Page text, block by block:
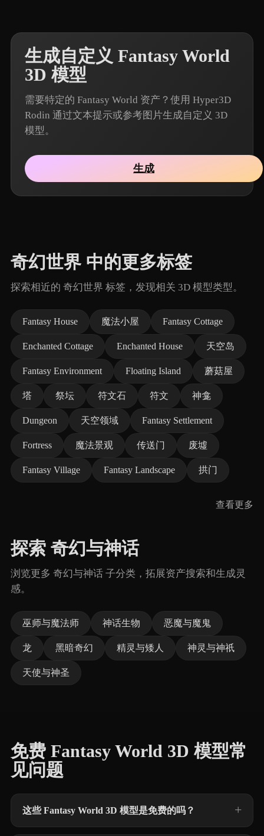
生成自定义 Fantasy World
3D 模型
需要特定的 Fantasy World 资产？使用 Hyper3D
Rodin 通过文本提示或参考图片生成自定义 3D
模型。
生成
奇幻世界 中的更多标签
探索相近的 奇幻世界 标签，发现相关 3D 模型类型。
Fantasy House 魔法小屋 Fantasy Cottage
Enchanted Cottage Enchanted House 天空岛
Fantasy Environment Floating Island 蘑菇屋
塔 祭坛 符文石 符文 神龛
Dungeon 天空领域 Fantasy Settlement
Fortress 魔法景观 传送门 废墟
Fantasy Village Fantasy Landscape 拱门
查看更多
探索 奇幻与神话
浏览更多 奇幻与神话 子分类，拓展资产搜索和生成灵
感。
巫师与魔法师 神话生物 恶魔与魔鬼
龙 黑暗奇幻 精灵与矮人 神灵与神祇
天使与神圣
免费 Fantasy World 3D 模型常
见问题
这些 Fantasy World 3D 模型是免费的吗？